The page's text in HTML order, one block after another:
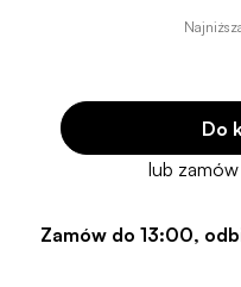
Do
Zamów do 13:00,